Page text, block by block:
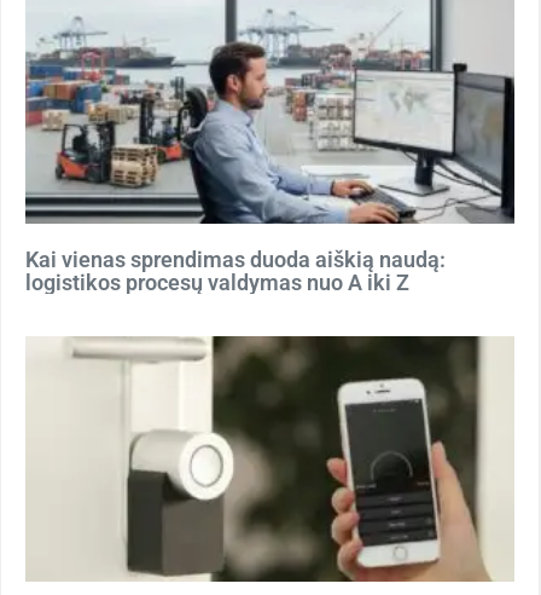
Kai vienas sprendimas duoda aiškią naudą:
logistikos procesų valdymas nuo A iki Z